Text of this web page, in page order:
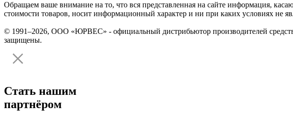
Обращаем ваше внимание на то, что вся представленная на сайте информация,
стоимости товаров, носит информационный характер и ни при каких условиях не
© 1991–2026, ООО «ЮРВЕС» - официальный дистрибьютор производителей
защищены.
Стать нашим
партнёром